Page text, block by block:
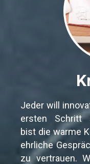
Jeder will
ersten Schritt
bist die warme
ehrliche
zu vertrauen.